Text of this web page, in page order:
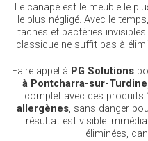
Le canapé est le meuble le
le plus négligé. Avec le
taches et bactéries
classique ne suffit pas à
Faire appel à PG Solutions
à Pontcharra-sur-Turdine
complet avec des produits
allergènes, sans danger
résultat est visible
éliminées,